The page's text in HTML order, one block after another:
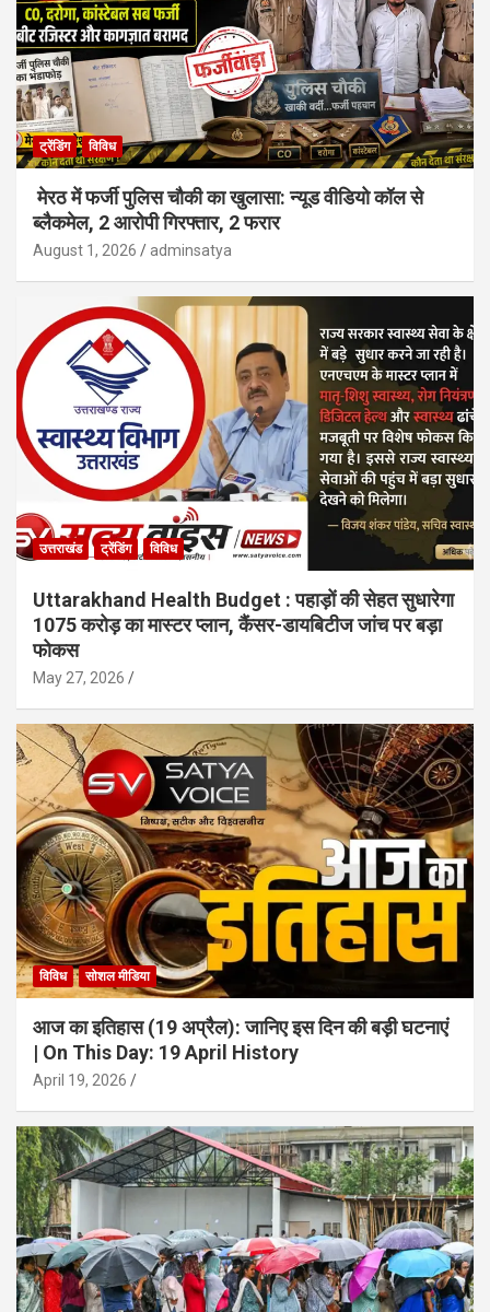
ट्रेंडिंग विविध
मेरठ में फर्जी पुलिस चौकी का खुलासा: न्यूड वीडियो कॉल से
ब्लैकमेल, 2 आरोपी गिरफ्तार, 2 फरार
August 1, 2026 adminsatya
उत्तराखंड ट्रेंडिंग विविध
Uttarakhand Health Budget : पहाड़ों की सेहत सुधारेगा
1075 करोड़ का मास्टर प्लान, कैंसर-डायबिटीज जांच पर बड़ा
फोकस
May 27, 2026
विविध सोशल मीडिया
आज का इतिहास (19 अप्रैल): जानिए इस दिन की बड़ी घटनाएं
| On This Day: 19 April History
April 19, 2026